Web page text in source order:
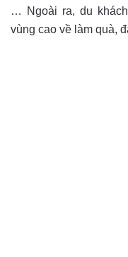
… Ngoài ra, du
vùng cao về làm quà,